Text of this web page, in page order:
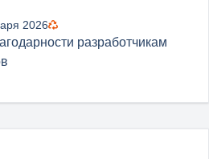
2026
разработчикам